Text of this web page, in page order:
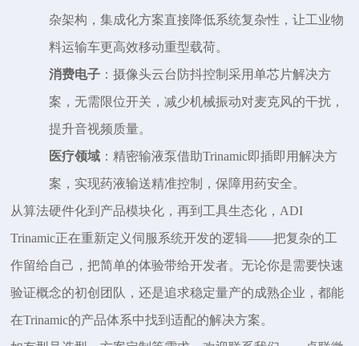
杂架构，集成化方案直接降低系统复杂性，让工业物
料运输车更高效移动重型载荷。
消费电子 ：摄像头云台防抖控制采用单芯片解决方
案，无需限位开关，减少机械振动对麦克风的干扰，
提升音视频质量。
医疗领域 ：精密输液泵借助Trinamic即插即用解决方
案，实现药液输送精准控制，保障用药安全。
从算法硬件化到产品模块化，再到工具生态化， ADI
Trinamic正在重新定义伺服系统开发的逻辑——把复杂的工
作留给自己，把简单的体验带给开发者。无论你是需要快速
验证概念的初创团队，还是追求稳定量产的成熟企业，都能
在Trinamic的产品体系中找到适配的解决方案。